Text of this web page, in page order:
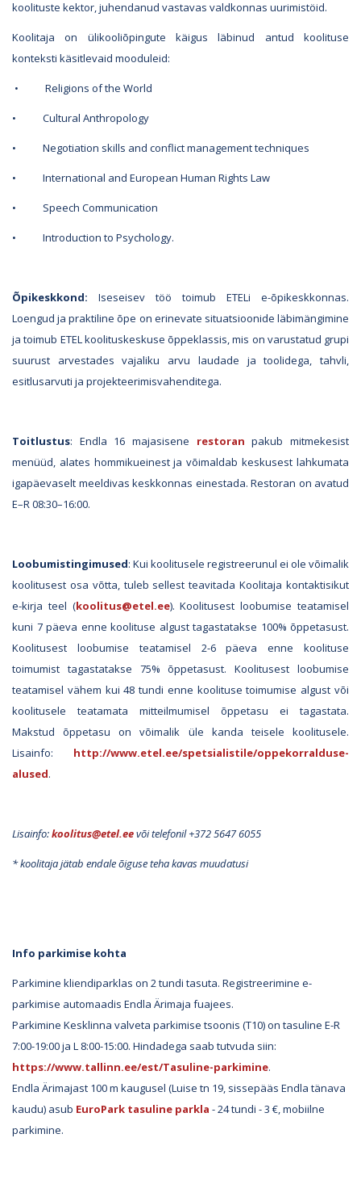
koolituste kektor, juhendanud vastavas valdkonnas uurimistöid.
Koolitaja on ülikooliõpingute käigus läbinud antud koolituse
konteksti käsitlevaid mooduleid:
• Religions of the World
• Cultural Anthropology
• Negotiation skills and conflict management techniques
• International and European Human Rights Law
• Speech Communication
• Introduction to Psychology.
Õpikeskkond: Iseseisev töö toimub ETELi e-õpikeskkonnas.
Loengud ja praktiline õpe on erinevate situatsioonide läbimängimine
ja toimub ETEL koolituskeskuse õppeklassis, mis on varustatud grupi
suurust arvestades vajaliku arvu laudade ja toolidega, tahvli,
esitlusarvuti ja projekteerimisvahenditega.
Toitlustus: Endla 16 majasisene restoran pakub mitmekesist
menüüd, alates hommikueinest ja võimaldab keskusest lahkumata
igapäevaselt meeldivas keskkonnas einestada. Restoran on avatud
E–R 08:30–16:00.
Loobumistingimused: Kui koolitusele registreerunul ei ole võimalik
koolitusest osa võtta, tuleb sellest teavitada Koolitaja kontaktisikut
e-kirja teel (koolitus@etel.ee). Koolitusest loobumise teatamisel
kuni 7 päeva enne koolituse algust tagastatakse 100% õppetasust.
Koolitusest loobumise teatamisel 2-6 päeva enne koolituse
toimumist tagastatakse 75% õppetasust. Koolitusest loobumise
teatamisel vähem kui 48 tundi enne koolituse toimumise algust või
koolitusele teatamata mitteilmumisel õppetasu ei tagastata.
Makstud õppetasu on võimalik üle kanda teisele koolitusele.
Lisainfo: http://www.etel.ee/spetsialistile/oppekorralduse-
alused.
Lisainfo:koolitus@etel.eevõi telefonil +372 5647 6055
* koolitaja jätab endale õiguse teha kavas muudatusi
Info parkimise kohta
Parkimine kliendiparklas on 2 tundi tasuta. Registreerimine e-
parkimise automaadis Endla Ärimaja fuajees.
Parkimine Kesklinna valveta parkimise tsoonis (T10) on tasuline E-R
7:00-19:00 ja L 8:00-15:00. Hindadega saab tutvuda siin:
https://www.tallinn.ee/est/Tasuline-parkimine.
Endla Ärimajast 100 m kaugusel (Luise tn 19, sissepääs Endla tänava
kaudu) asub EuroPark tasuline parkla - 24 tundi - 3 €, mobiilne
parkimine.